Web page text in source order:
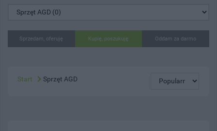
Sprzedam, oferuję Kupię, poszukuję Oddam za darmo
Start Sprzęt AGD